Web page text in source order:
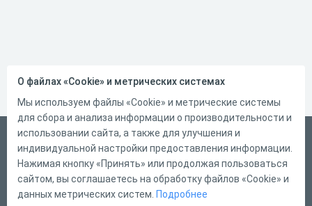
Русский
Справка
Форма обратной связи
О файлах «Cookie» и метрических системах
Мы используем файлы «Cookie» и метрические системы
для сбора и анализа информации о производительности и
использовании сайта, а также для улучшения и
индивидуальной настройки предоставления информации.
Нажимая кнопку «Принять» или продолжая пользоваться
сайтом, вы соглашаетесь на обработку файлов «Cookie» и
данных метрических систем. Подробнее